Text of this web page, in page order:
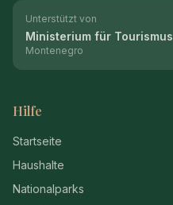
Unterstützt von
Ministerium für Tourismus
Montenegro
Hilfe
Startseite
Haushalte
Nationalparks